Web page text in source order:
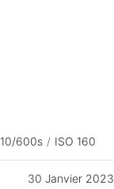
10/600s / ISO 160
30 Janvier 2023